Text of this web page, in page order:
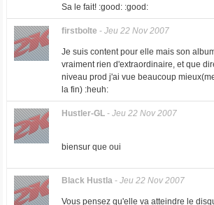
Sa le fait! :good: :good:
firstbolte - Jeu 22 Nov 2007
Je suis content pour elle mais son
vraiment rien d'extraordinaire, et que
niveau prod j'ai vue beaucoup
la fin) :heuh:
Hustler-GL- Jeu 22 Nov 2007
biensur que oui
Black Hustla- Jeu 22 Nov 2007
Vous pensez qu'elle va atteindre le